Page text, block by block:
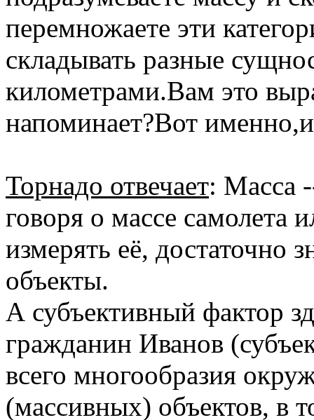
перемножаете эти
складывать разные
километрами.Вам это
напоминает?Вот
Торнадо отвечает: Масса
говоря о массе самолета
измерять её, достаточно
объекты.
А субъективный фактор
гражданин Иванов
всего многообразия
(массивных) объектов, в